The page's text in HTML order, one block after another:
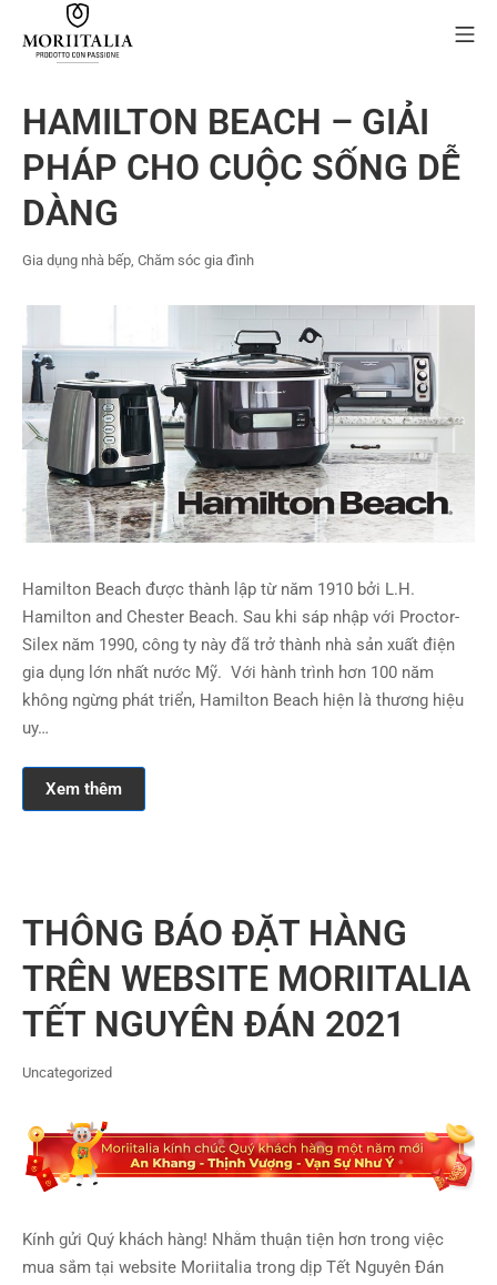
HAMILTON BEACH – GIẢI
PHÁP CHO CUỘC SỐNG DỄ
DÀNG
Gia dụng nhà bếp, Chăm sóc gia đình
Hamilton Beach được thành lập từ năm 1910 bởi L.H.
Hamilton and Chester Beach. Sau khi sáp nhập với Proctor-
Silex năm 1990, công ty này đã trở thành nhà sản xuất điện
gia dụng lớn nhất nước Mỹ. Với hành trình hơn 100 năm
không ngừng phát triển, Hamilton Beach hiện là thương hiệu
uy…
Xem thêm
THÔNG BÁO ĐẶT HÀNG
TRÊN WEBSITE MORIITALIA
TẾT NGUYÊN ĐÁN 2021
Uncategorized
Kính gửi Quý khách hàng! Nhằm thuận tiện hơn trong việc
mua sắm tại website Moriitalia trong dịp Tết Nguyên Đán